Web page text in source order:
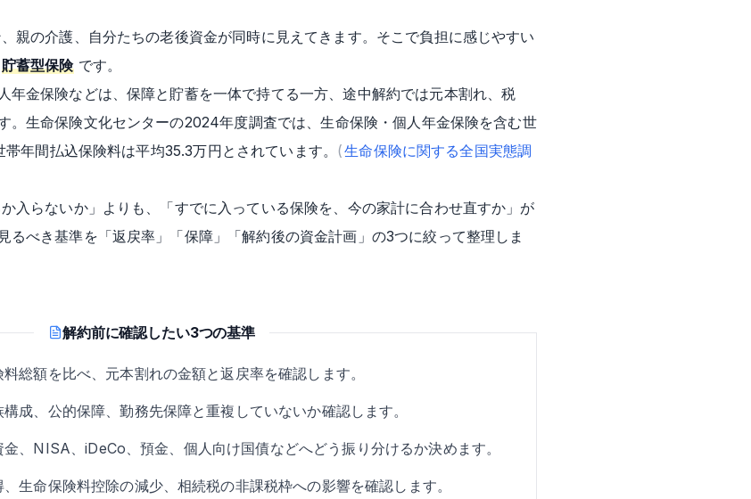
親の介護、自分たちの老後資金が同時に見えてきます。そこで負担に感じやすい
貯蓄型保険です。
年金保険などは、保障と貯蓄を一体で持てる一方、途中解約では元本割れ、税
。生命保険文化センターの2024年度調査では、生命保険・個人年金保険を含む世
年間払込保険料は平均35.3万円とされています。 (生命保険に関する全国実態調
入らないか」よりも、「すでに入っている保険を、今の家計に合わせ直すか」が
るべき基準を「返戻率」「保障」「解約後の資金計画」の3つに絞って整理しま
解約前に確認したい3つの基準
総額を比べ、元本割れの金額と返戻率を確認します。
成、公的保障、勤務先保障と重複していないか確認します。
、NISA、iDeCo、預金、個人向け国債などへどう振り分けるか決めます。
生命保険料控除の減少、相続税の非課税枠への影響を確認します。